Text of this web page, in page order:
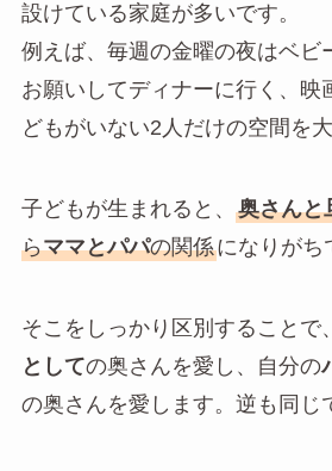
設けている家庭が多いです。
例えば、毎週の金曜の夜はベビ
お願いしてディナーに行く、映
どもがいない2人だけの空間を
子どもが生まれると、 奥さんと
らママとパパの関係になりがち
そこをしっかり区別することで
としての奥さんを愛し、自分の
の奥さんを愛します。逆も同じ